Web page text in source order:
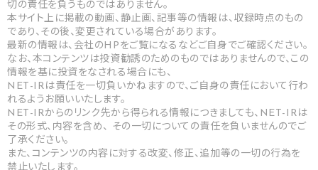
切の責任を負うものではありません。
本サイト上に掲載の動画、静止画、記事等の情報は、収録時点のもの
であり、その後、変更されている場合があります。
最新の情報は、会社のHPをご覧になるなどご自身でご確認ください。
なお、本コンテンツは投資勧誘のためのものではありませんので、この
情報を基に投資をなされる場合にも、
NET-IRは責任を一切負いかねますので、ご自身の責任において行わ
れるようお願いいたします。
NET-IRからのリンク先から得られる情報につきましても、NET-IRは
その形式、内容を含め、 その一切についての責任を負いませんのでご
了承ください。
また、コンテンツの内容に対する改変、修正、追加等の一切の行為を
禁止いたします。